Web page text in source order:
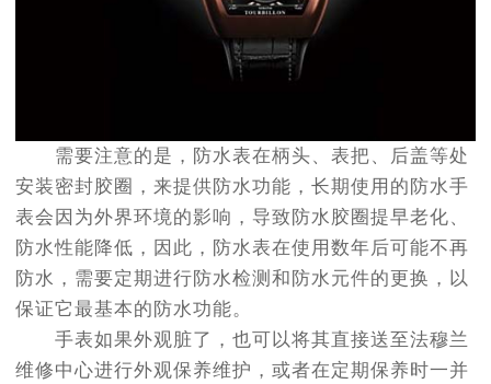
需要注意的是，防水表在柄头、表把、后盖等处
安装密封胶圈，来提供防水功能，长期使用的防水手
表会因为外界环境的影响，导致防水胶圈提早老化、
防水性能降低，因此，防水表在使用数年后可能不再
防水，需要定期进行防水检测和防水元件的更换，以
保证它最基本的防水功能。
手表如果外观脏了，也可以将其直接送至法穆兰
维修中心进行外观保养维护，或者在定期保养时一并